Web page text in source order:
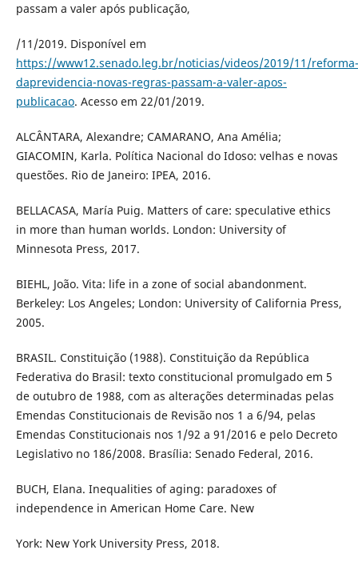
passam a valer após publicação,
/11/2019. Disponível em
https://www12.senado.leg.br/noticias/videos/2019/11/reforma-
daprevidencia-novas-regras-passam-a-valer-apos-
publicacao. Acesso em 22/01/2019.
ALCÂNTARA, Alexandre; CAMARANO, Ana Amélia;
GIACOMIN, Karla. Política Nacional do Idoso: velhas e novas
questões. Rio de Janeiro: IPEA, 2016.
BELLACASA, María Puig. Matters of care: speculative ethics
in more than human worlds. London: University of
Minnesota Press, 2017.
BIEHL, João. Vita: life in a zone of social abandonment.
Berkeley: Los Angeles; London: University of California Press,
2005.
BRASIL. Constituição (1988). Constituição da República
Federativa do Brasil: texto constitucional promulgado em 5
de outubro de 1988, com as alterações determinadas pelas
Emendas Constitucionais de Revisão nos 1 a 6/94, pelas
Emendas Constitucionais nos 1/92 a 91/2016 e pelo Decreto
Legislativo no 186/2008. Brasília: Senado Federal, 2016.
BUCH, Elana. Inequalities of aging: paradoxes of
independence in American Home Care. New
York: New York University Press, 2018.